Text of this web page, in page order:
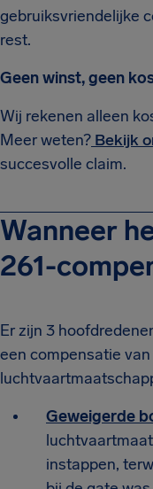
gebruiksvriendelijke
rest.
Geen winst, geen
Wij rekenen alleen
Meer weten? Bekijk
succesvolle claim.
Wanneer
261-
Er zijn 3
een compensatie
Geweigerde
instappen,